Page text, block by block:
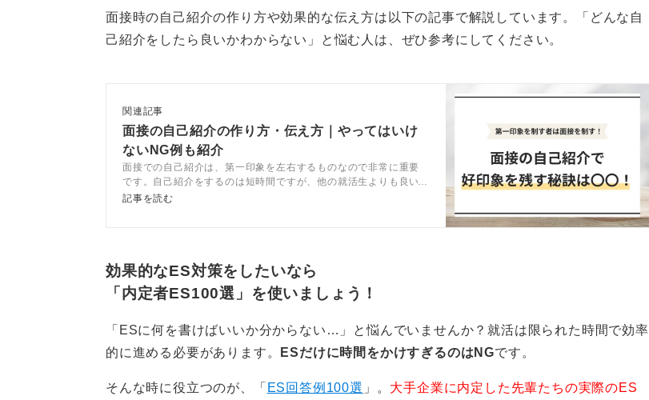
等身大の言葉で働く姿をイメージ！
ESの自己PRが「強みの証明」だとしたら、自己紹介書は「一緒に働くイメージ
を持ってもらう文章」です。
言葉遣いは柔らかく、等身大で誠実に書くことが、採用担当者の印象に残るポイ
0
面接時の自己紹介の作り方や効果的な伝え方は以下の記事で解説しています。「どんな自
己紹介をしたら良いかわからない」と悩む人は、ぜひ参考にしてください。
関連記事
面接の自己紹介の作り方・伝え方｜やってはいけ
ないNG例も紹介
面接での自己紹介は、第一印象を左右するものなので非常に重要
です。自己紹介をするのは短時間ですが、他の就活生よりも良い
印象を残せるポイントは多くあります。ポイントや自己紹介例、
記事を読む
効果的なES対策をしたいなら
「内定者ES100選」を使いましょう！
「ESに何を書けばいいか分からない…」と悩んでいませんか？就活は限られた時間で効率
的に進める必要があります。
ESだけに時間をかけすぎるのはNGです。
そんな時に役立つのが、「 ES回答例100選 」。 大手企業に内定した先輩たちの実際のES